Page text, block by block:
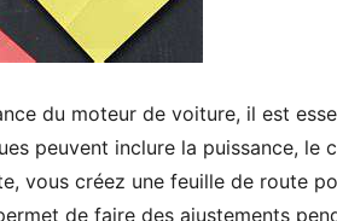
du moteur de voiture, il est
peuvent inclure la puissance,
vous créez une feuille de route
de faire des ajustements